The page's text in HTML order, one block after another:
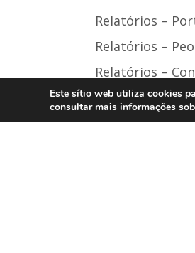
Relatórios –
Relatórios –
Relatórios –
Cursos
Este sítio web utiliza cookies
consultar mais informações